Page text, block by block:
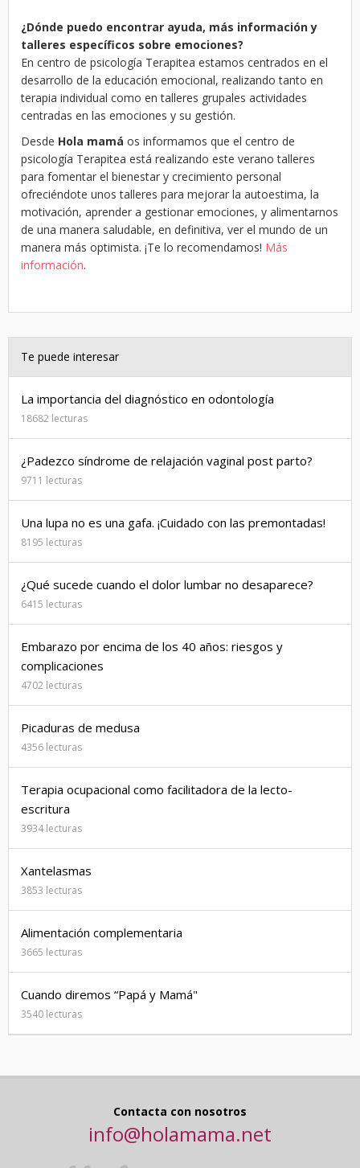
¿Dónde puedo encontrar ayuda, más información y
talleres específicos sobre emociones?
En centro de psicología Terapitea estamos centrados en el
desarrollo de la educación emocional, realizando tanto en
terapia individual como en talleres grupales actividades
centradas en las emociones y su gestión.
Desde Hola mamá os informamos que el centro de
psicología Terapitea está realizando este verano talleres
para fomentar el bienestar y crecimiento personal
ofreciéndote unos talleres para mejorar la autoestima, la
motivación, aprender a gestionar emociones, y alimentarnos
de una manera saludable, en definitiva, ver el mundo de un
manera más optimista. ¡Te lo recomendamos! Más
información.
Te puede interesar
La importancia del diagnóstico en odontología
18682 lecturas
¿Padezco síndrome de relajación vaginal post parto?
9711 lecturas
Una lupa no es una gafa. ¡Cuidado con las premontadas!
8195 lecturas
¿Qué sucede cuando el dolor lumbar no desaparece?
6415 lecturas
Embarazo por encima de los 40 años: riesgos y
complicaciones
4702 lecturas
Picaduras de medusa
4356 lecturas
Terapia ocupacional como facilitadora de la lecto-
escritura
3934 lecturas
Xantelasmas
3853 lecturas
Alimentación complementaria
3665 lecturas
Cuando diremos “Papá y Mamá"
3540 lecturas
Contacta con nosotros
info@holamama.net